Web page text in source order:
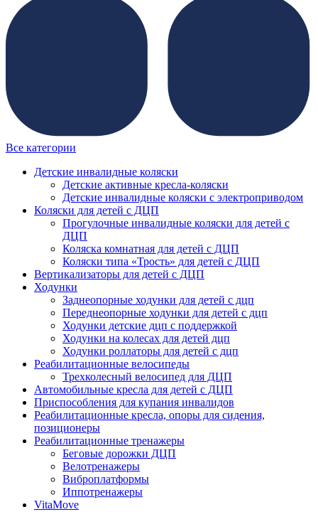
Все категории
Детские инвалидные коляски
Детские активные кресла-коляски
Детские инвалидные коляски с электроприводом
Коляски для детей с ДЦП
Прогулочные инвалидные коляски для детей с
ДЦП
Коляска комнатная для детей с ДЦП
Коляски типа «Трость» для детей с ДЦП
Вертикализаторы для детей с ДЦП
Ходунки
Заднеопорные ходунки для детей с дцп
Переднеопорные ходунки для детей с дцп
Ходунки детские дцп с поддержкой
Ходунки на колесах для детей дцп
Ходунки роллаторы для детей с дцп
Реабилитационные велосипеды
Трехколесный велосипед для ДЦП
Автомобильные кресла для детей с ДЦП
Приспособления для купания инвалидов
Реабилитационные кресла, опоры для сидения,
позиционеры
Реабилитационные тренажеры
Беговые дорожки ДЦП
Велотренажеры
Виброплатформы
Иппотренажеры
VitaMove